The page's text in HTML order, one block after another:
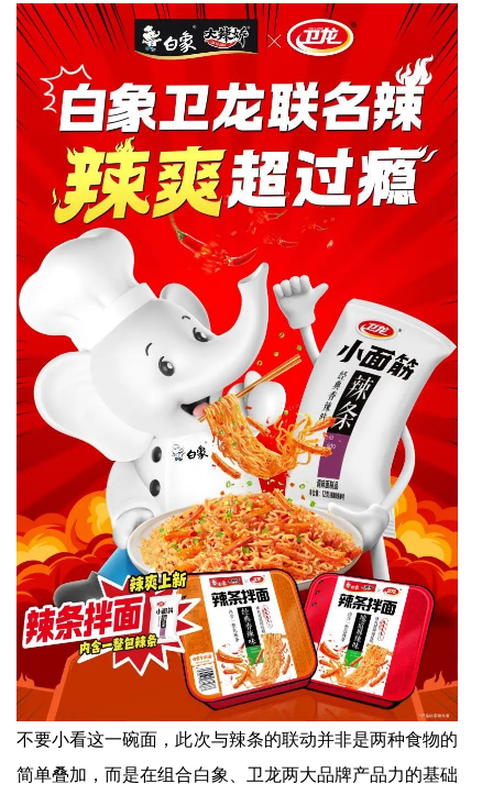
不要小看这一碗面，此次与辣条的联动并非是两种食物的
简单叠加，而是在组合白象、卫龙两大品牌产品力的基础